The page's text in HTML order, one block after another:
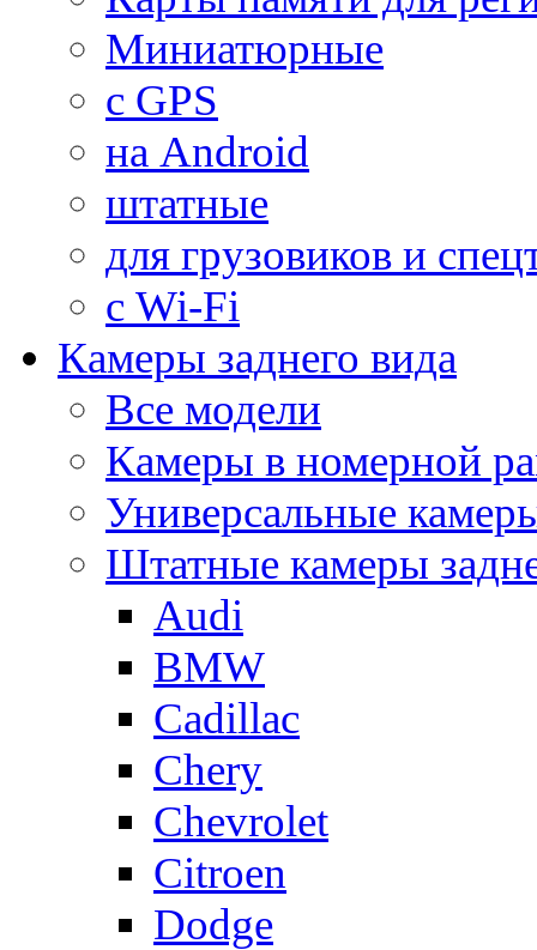
Миниатюрные
с GPS
на Android
штатные
для грузовиков и
с Wi-Fi
Камеры заднего вида
Все модели
Камеры в номерной
Универсальные
Штатные камеры
Audi
BMW
Cadillac
Chery
Chevrolet
Citroen
Dodge